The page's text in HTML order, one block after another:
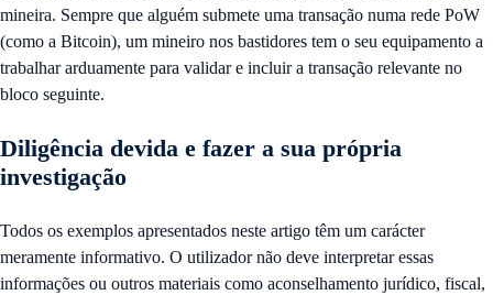
mineira. Sempre que alguém submete uma transação numa rede PoW
(como a Bitcoin), um mineiro nos bastidores tem o seu equipamento a
trabalhar arduamente para validar e incluir a transação relevante no
bloco seguinte.
Diligência devida e fazer a sua própria
investigação
Todos os exemplos apresentados neste artigo têm um carácter
meramente informativo. O utilizador não deve interpretar essas
informações ou outros materiais como aconselhamento jurídico, fiscal,